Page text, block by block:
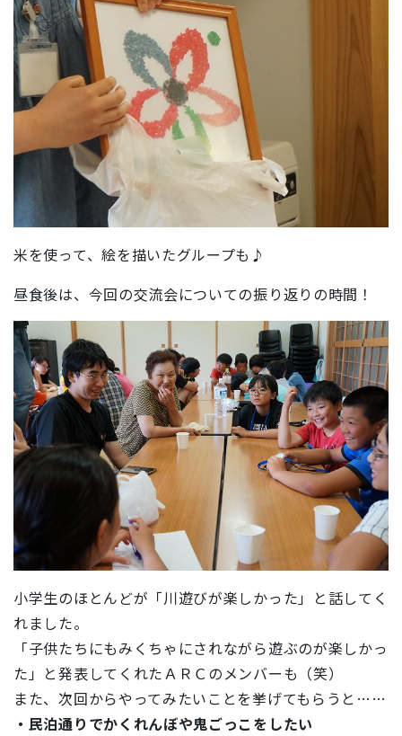
米を使って、絵を描いたグループも♪
昼食後は、今回の交流会についての振り返りの時間！
小学生のほとんどが「川遊びが楽しかった」と話してく
れました。
「子供たちにもみくちゃにされながら遊ぶのが楽しかっ
た」と発表してくれたＡＲＣのメンバーも（笑）
また、次回からやってみたいことを挙げてもらうと……
・民泊通りでかくれんぼや鬼ごっこをしたい